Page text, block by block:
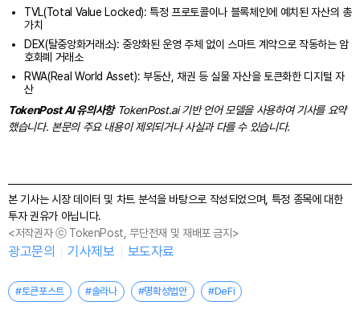
TVL(Total Value Locked): 특정 프로토콜이나 블록체인에 예치된 자산의 총
가치
DEX(탈중앙화거래소): 중앙화된 운영 주체 없이 스마트 계약으로 작동하는 암
호화폐 거래소
RWA(Real World Asset): 부동산, 채권 등 실물 자산을 토큰화한 디지털 자
산
TokenPost AI 유의사항TokenPost.ai 기반 언어 모델을 사용하여 기사를 요약
했습니다. 본문의 주요 내용이 제외되거나 사실과 다를 수 있습니다.
본 기사는 시장 데이터 및 차트 분석을 바탕으로 작성되었으며, 특정 종목에 대한
투자 권유가 아닙니다.
<저작권자 ⓒ TokenPost, 무단전재 및 재배포 금지>
광고문의 기사제보 보도자료
#토큰포스트 #솔라나 #명확성법안 #DeFi